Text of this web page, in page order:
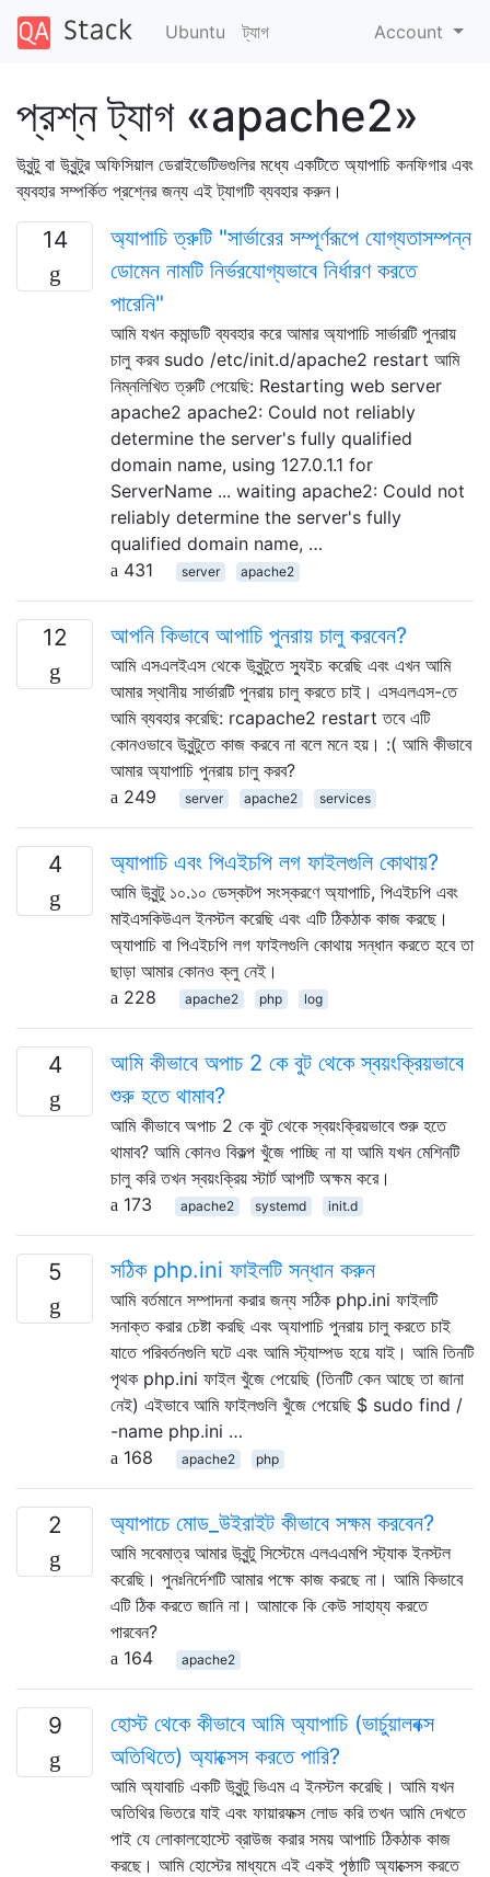
Ubuntu ট্যাগ Account
প্রশ্ন ট্যাগ «apache2»
উবুন্টু বা উবুন্টুর অফিসিয়াল ডেরাইভেটিভগুলির মধ্যে একটিতে অ্যাপাচি কনফিগার এবং
ব্যবহার সম্পর্কিত প্রশ্নের জন্য এই ট্যাগটি ব্যবহার করুন।
14
অ্যাপাচি ত্রুটি "সার্ভারের সম্পূর্ণরূপে যোগ্যতাসম্পন্ন
ডোমেন নামটি নির্ভরযোগ্যভাবে নির্ধারণ করতে
পারেনি"
আমি যখন কমান্ডটি ব্যবহার করে আমার অ্যাপাচি সার্ভারটি পুনরায়
চালু করব sudo /etc/init.d/apache2 restart আমি
নিম্নলিখিত ত্রুটি পেয়েছি: Restarting web server
apache2 apache2: Could not reliably
determine the server's fully qualified
domain name, using 127.0.1.1 for
ServerName ... waiting apache2: Could not
reliably determine the server's fully
qualified domain name, …
431
server apache2
12 আপনি কিভাবে আপাচি পুনরায় চালু করবেন?
আমি এসএলইএস থেকে উবুন্টুতে স্যুইচ করেছি এবং এখন আমি
আমার স্থানীয় সার্ভারটি পুনরায় চালু করতে চাই। এসএলএস-তে
আমি ব্যবহার করেছি: rcapache2 restart তবে এটি
কোনওভাবে উবুন্টুতে কাজ করবে না বলে মনে হয়। :( আমি কীভাবে
আমার অ্যাপাচি পুনরায় চালু করব?
249
server apache2 services
4 অ্যাপাচি এবং পিএইচপি লগ ফাইলগুলি কোথায়?
আমি উবুন্টু ১০.১০ ডেস্কটপ সংস্করণে অ্যাপাচি, পিএইচপি এবং
মাইএসকিউএল ইনস্টল করেছি এবং এটি ঠিকঠাক কাজ করছে।
অ্যাপাচি বা পিএইচপি লগ ফাইলগুলি কোথায় সন্ধান করতে হবে তা
ছাড়া আমার কোনও ক্লু নেই।
228
apache2 php log
4
আমি কীভাবে অপাচ 2 কে বুট থেকে স্বয়ংক্রিয়ভাবে
শুরু হতে থামাব?
আমি কীভাবে অপাচ 2 কে বুট থেকে স্বয়ংক্রিয়ভাবে শুরু হতে
থামাব? আমি কোনও বিকল্প খুঁজে পাচ্ছি না যা আমি যখন মেশিনটি
চালু করি তখন স্বয়ংক্রিয় স্টার্ট আপটি অক্ষম করে।
173
apache2 systemd init.d
5 সঠিক php.ini ফাইলটি সন্ধান করুন
আমি বর্তমানে সম্পাদনা করার জন্য সঠিক php.ini ফাইলটি
সনাক্ত করার চেষ্টা করছি এবং অ্যাপাচি পুনরায় চালু করতে চাই
যাতে পরিবর্তনগুলি ঘটে এবং আমি স্ট্যাম্পড হয়ে যাই। আমি তিনটি
পৃথক php.ini ফাইল খুঁজে পেয়েছি (তিনটি কেন আছে তা জানা
নেই) এইভাবে আমি ফাইলগুলি খুঁজে পেয়েছি $ sudo find /
-name php.ini …
168
apache2 php
2 অ্যাপাচে মোড_উইরাইট কীভাবে সক্ষম করবেন?
আমি সবেমাত্র আমার উবুন্টু সিস্টেমে এলএএমপি স্ট্যাক ইনস্টল
করেছি। পুনঃনির্দেশটি আমার পক্ষে কাজ করছে না। আমি কিভাবে
এটি ঠিক করতে জানি না। আমাকে কি কেউ সাহায্য করতে
পারবেন?
164
apache2
9
হোস্ট থেকে কীভাবে আমি অ্যাপাচি (ভার্চুয়ালবক্স
অতিথিতে) অ্যাক্সেস করতে পারি?
আমি অ্যাবাচি একটি উবুন্টু ভিএম এ ইনস্টল করেছি। আমি যখন
অতিথির ভিতরে যাই এবং ফায়ারফক্স লোড করি তখন আমি দেখতে
পাই যে লোকালহোস্টে ব্রাউজ করার সময় আপাচি ঠিকঠাক কাজ
করছে। আমি হোস্টের মাধ্যমে এই একই পৃষ্ঠাটি অ্যাক্সেস করতে